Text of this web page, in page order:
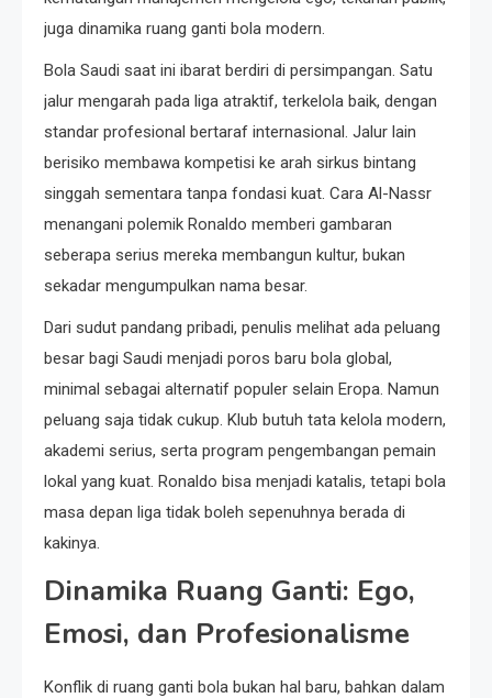
juga dinamika ruang ganti bola modern.
Bola Saudi saat ini ibarat berdiri di persimpangan. Satu
jalur mengarah pada liga atraktif, terkelola baik, dengan
standar profesional bertaraf internasional. Jalur lain
berisiko membawa kompetisi ke arah sirkus bintang
singgah sementara tanpa fondasi kuat. Cara Al-Nassr
menangani polemik Ronaldo memberi gambaran
seberapa serius mereka membangun kultur, bukan
sekadar mengumpulkan nama besar.
Dari sudut pandang pribadi, penulis melihat ada peluang
besar bagi Saudi menjadi poros baru bola global,
minimal sebagai alternatif populer selain Eropa. Namun
peluang saja tidak cukup. Klub butuh tata kelola modern,
akademi serius, serta program pengembangan pemain
lokal yang kuat. Ronaldo bisa menjadi katalis, tetapi bola
masa depan liga tidak boleh sepenuhnya berada di
kakinya.
Dinamika Ruang Ganti: Ego,
Emosi, dan Profesionalisme
Konflik di ruang ganti bola bukan hal baru, bahkan dalam